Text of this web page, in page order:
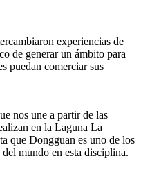
experiencias de
de generar un ámbito para
puedan comerciar sus
nos une a partir de las
en la Laguna La
que Dongguan es uno de los
mundo en esta disciplina.